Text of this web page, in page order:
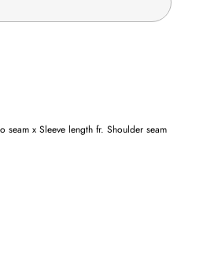
x Sleeve length fr. Shoulder seam